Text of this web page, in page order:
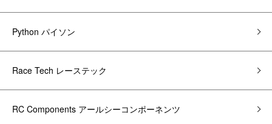
Python パイソン
Race Tech レーステック
RC Components アールシーコンポーネンツ